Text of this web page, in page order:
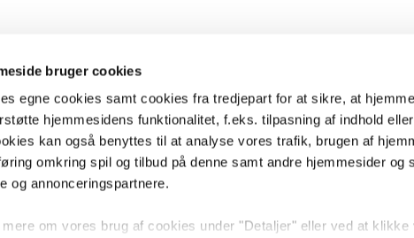
bruger cookies
egne cookies samt cookies fra tredjepart for at sikre, at
hjemmesidens funktionalitet, f.eks. tilpasning af indhold
kan også benyttes til at analyse vores trafik, brugen af
omkring spil og tilbud på denne samt andre hjemmesider og
og annonceringspartnere.
om vores brug af cookies under "Detaljer" eller ved at klikke